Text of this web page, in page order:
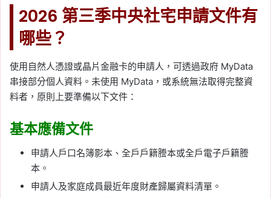
2026 第三季中央社宅申請文件有
哪些？
使用自然人憑證或晶片金融卡的申請人，可透過政府 MyData
串接部分個人資料。未使用 MyData，或系統無法取得完整資
料者，原則上要準備以下文件：
基本應備文件
申請人戶口名簿影本、全戶戶籍謄本或全戶電子戶籍謄
本。
申請人及家庭成員最近年度財產歸屬資料清單。